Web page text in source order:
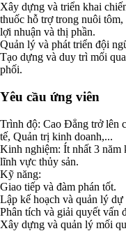
Xây dựng và triển khai
thuốc hỗ trợ trong nuôi
lợi nhuận và thị phần.
Quản lý và phát triển đội
Tạo dựng và duy trì mối
phối.
Yêu cầu ứng viên
Trình độ: Cao Đẳng trở lên
tế, Quản trị kinh doanh,...
Kinh nghiệm: Ít nhất 3
lĩnh vực thủy sản.
Kỹ năng:
Giao tiếp và đàm phán tốt.
Lập kế hoạch và quản lý dự
Phân tích và giải quyết vấn
Xây dựng và quản lý mối